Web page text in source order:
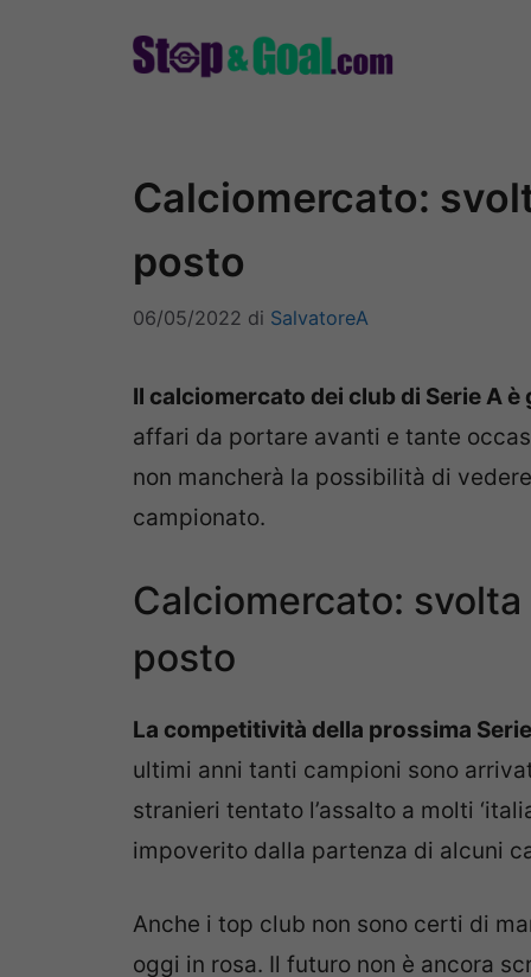
Calciomercato:
posto
06/05/2022 di SalvatoreA
Il calciomercato dei club di Serie A è
affari da portare avanti e tante
non mancherà la possibilità di
campionato.
Calciomercato:
posto
La competitività della prossima
ultimi anni tanti campioni sono
stranieri tentato l’assalto a molti
impoverito dalla partenza di alcuni
Anche i top club non sono certi di
oggi in rosa. Il futuro non è ancora